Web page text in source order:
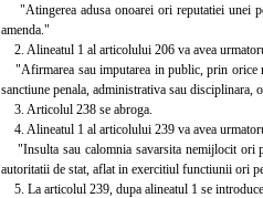
"Atingerea adusa onoarei ori reputatiei unei
amenda."
2. Alineatul 1 al articolului 206 va avea
"Afirmarea sau imputarea in public, prin orice
sanctiune penala, administrativa sau disciplinara,
3. Articolul 238 se abroga.
4. Alineatul 1 al articolului 239 va avea
"Insulta sau calomnia savarsita nemijlocit ori
autoritatii de stat, aflat in exercitiul functiunii ori
5. La articolul 239, dupa alineatul 1 se